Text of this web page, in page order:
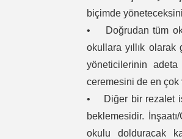
biçimde
• Doğrudan tüm
okullara yıllık olarak
yöneticilerinin adeta
ceremesini de en
• Diğer bir rezalet
beklemesidir.
okulu dolduracak